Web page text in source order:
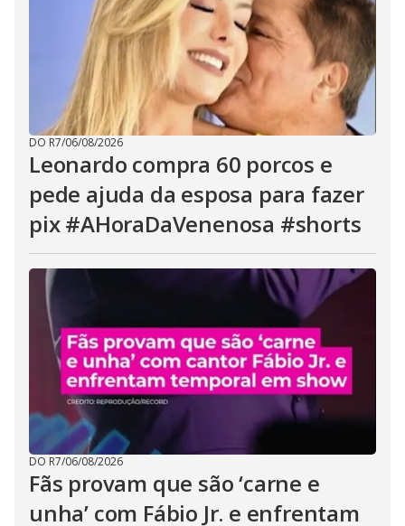
DO R7/06/08/2026
Leonardo compra 60 porcos e
pede ajuda da esposa para fazer
pix #AHoraDaVenenosa #shorts
DO R7/06/08/2026
Fãs provam que são ‘carne e
unha’ com Fábio Jr. e enfrentam